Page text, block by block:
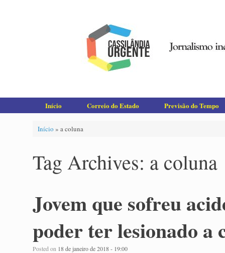
Início Correio do Estado Previsão do Tempo
Início » a coluna
Tag Archives: a coluna
Jovem que sofreu
poder ter lesionado a
Posted on 18 de janeiro de 2018 - 19:00